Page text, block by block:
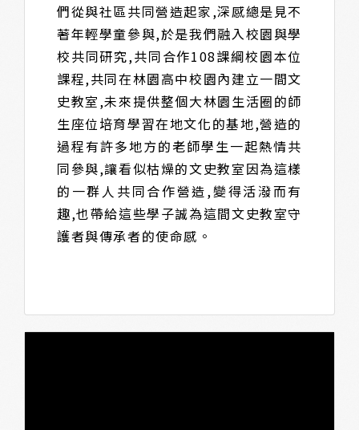
們從與社區共同營造起家,深感總是見不
著年輕學童參與,於是我們融入校園與學
校共同研究,共同合作108課綱校園本位
課程,共同在林園高中校園內建立一間文
史教室,未來提供整個大林園生活圈的師
生座位培育學習在地文化的基地,營造的
過程有許多地方的老師學生一起熱情共
同參與,讓看似枯燥的文史教室因為這樣
的一群人共同合作營造,變得活潑而有
趣,也帶給這些學子誠為這間文史教室守
護者與傳承者的使命感。